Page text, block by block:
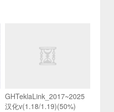
GHTeklaLink_2017~2025
汉化v(1.18/1.19)(50%)